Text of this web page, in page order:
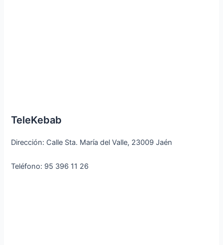
TeleKebab
Dirección: Calle Sta. María del Valle, 23009 Jaén
Teléfono: 95 396 11 26